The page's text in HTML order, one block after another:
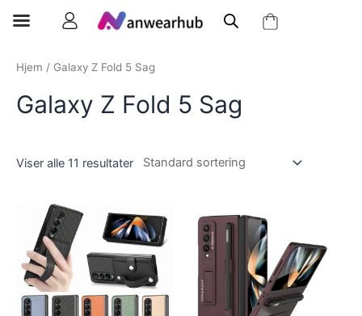
Hjem / Galaxy Z Fold 5 Sag
Galaxy Z Fold 5 Sag
Viser alle 11 resultater